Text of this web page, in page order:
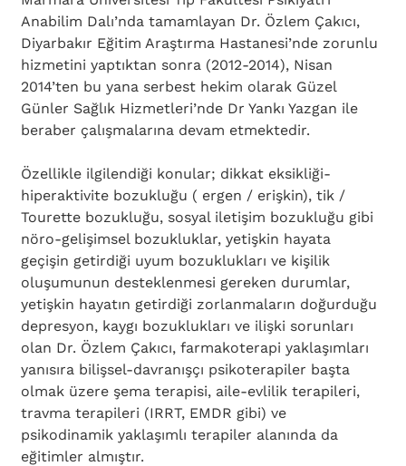
Anabilim Dalı’nda tamamlayan Dr. Özlem Çakıcı,
Diyarbakır Eğitim Araştırma Hastanesi’nde zorunlu
hizmetini yaptıktan sonra (2012-2014), Nisan
2014’ten bu yana serbest hekim olarak Güzel
Günler Sağlık Hizmetleri’nde Dr Yankı Yazgan ile
beraber çalışmalarına devam etmektedir.
Özellikle ilgilendiği konular; dikkat eksikliği-
hiperaktivite bozukluğu ( ergen / erişkin), tik /
Tourette bozukluğu, sosyal iletişim bozukluğu gibi
nöro-gelişimsel bozukluklar, yetişkin hayata
geçişin getirdiği uyum bozuklukları ve kişilik
oluşumunun desteklenmesi gereken durumlar,
yetişkin hayatın getirdiği zorlanmaların doğurduğu
depresyon, kaygı bozuklukları ve ilişki sorunları
olan Dr. Özlem Çakıcı, farmakoterapi yaklaşımları
yanısıra bilişsel-davranışçı psikoterapiler başta
olmak üzere şema terapisi, aile-evlilik terapileri,
travma terapileri (IRRT, EMDR gibi) ve
psikodinamik yaklaşımlı terapiler alanında da
eğitimler almıştır.